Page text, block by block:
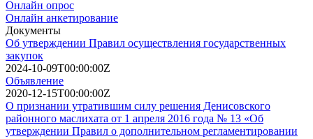
Онлайн опрос
Онлайн анкетирование
Документы
Об утверждении Правил осуществления государственных
закупок
2024-10-09T00:00:00Z
Объявление
2020-12-15T00:00:00Z
О признании утратившим силу решения Денисовского
районного маслихата от 1 апреля 2016 года № 13 «Об
утверждении Правил о дополнительном регламентировании